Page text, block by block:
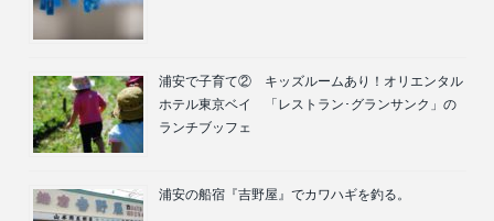
浦安で子育て② キッズルームあり！オリエンタル
ホテル東京ベイ 「レストラン･グランサンク」の
ランチブッフェ
浦安の船宿『吉野屋』でカワハギを釣る。